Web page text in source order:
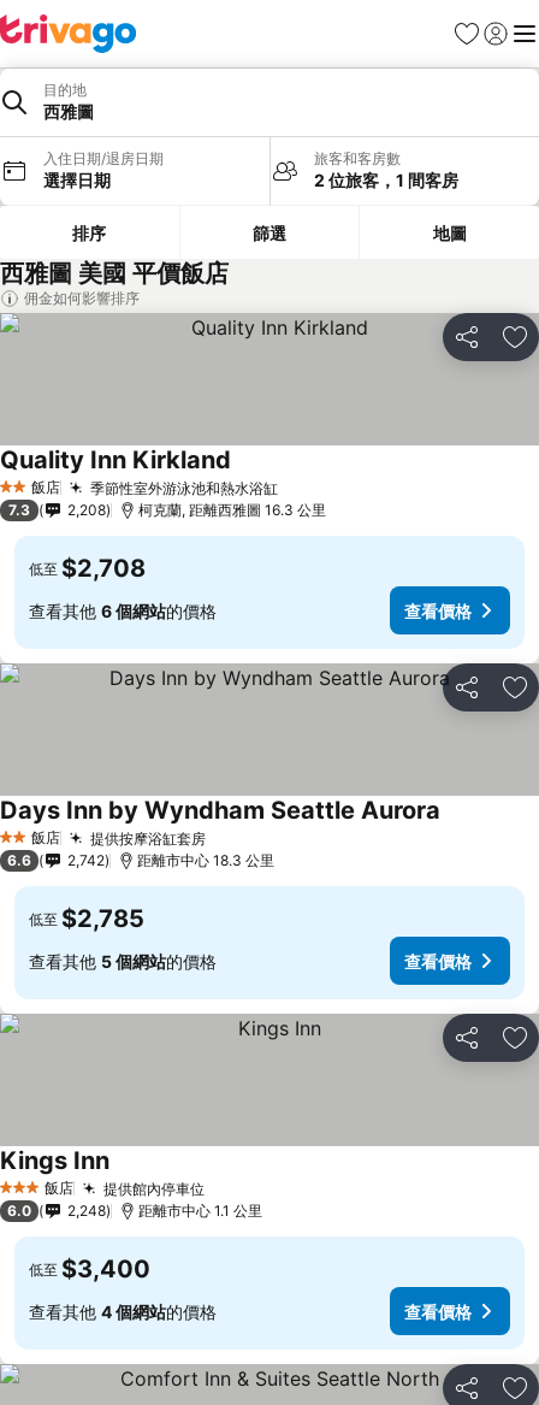
我的最愛
登入 選
目的地
西雅圖
入住日期/退房日期
選擇日期
旅客和客房數
2 位旅客，1 間客房
排序 篩選 地圖
西雅圖 美國 平價飯店
佣金如何影響排序
分享 加
2 星級飯店 季節性室外游泳池和熱水浴缸
Quality Inn Kirkland
7.3 2,208 柯克蘭, 距離西雅圖 16.3 公里
低至 $2,708
查看其他 6 個網站的價格 查看價格
分享 加
2 星級飯店 提供按摩浴缸套房
Days Inn by Wyndham Seattle Aurora
6.6 2,742 距離市中心 18.3 公里
低至 $2,785
查看其他 5 個網站的價格 查看價格
分享 加
3 星級 飯店 提供館內停車位
Kings Inn
6.0 2,248 距離市中心 1.1 公里
低至 $3,400
查看其他 4 個網站的價格 查看價格
分享